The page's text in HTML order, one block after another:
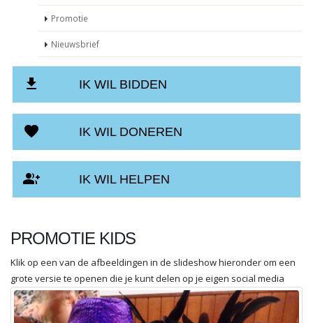
Promotie
Nieuwsbrief
download IK WIL BIDDEN
favorite IK WIL DONEREN
group_add IK WIL HELPEN
PROMOTIE KIDS
Klik op een van de afbeeldingen in de slideshow hieronder om een
grote versie te openen die je kunt delen op je eigen social media